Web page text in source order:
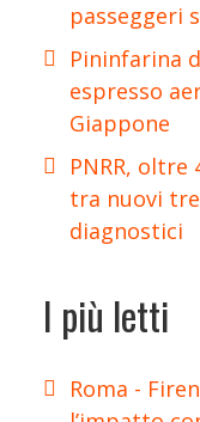
passeggeri
Pininfarina
espresso
Giappone
PNRR,
tra nuovi
diagnostici
I più letti
Roma -